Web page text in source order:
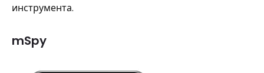
инструмента.
mSpy